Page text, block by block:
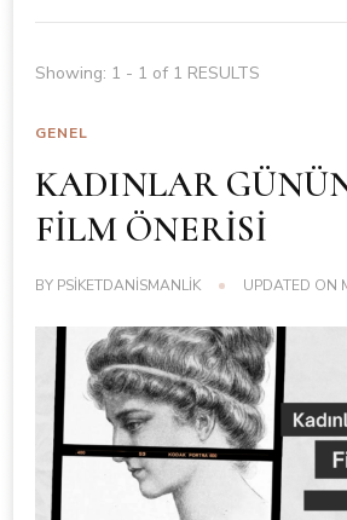
Showing: 1 - 1 of 1 RESULTS
GENEL
KADINLAR
FİLM ÖNERİSİ
BY PSIKETDANISMANLIK UPDATED ON